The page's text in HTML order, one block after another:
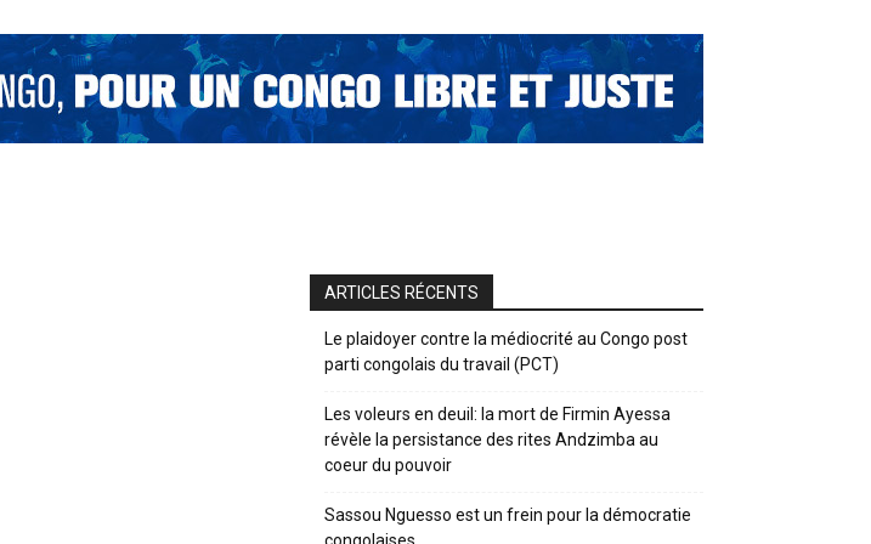
ARTICLES RÉCENTS
Le plaidoyer contre la médiocrité au Congo post
parti congolais du travail (PCT)
Les voleurs en deuil: la mort de Firmin Ayessa
révèle la persistance des rites Andzimba au
coeur du pouvoir
Sassou Nguesso est un frein pour la démocratie